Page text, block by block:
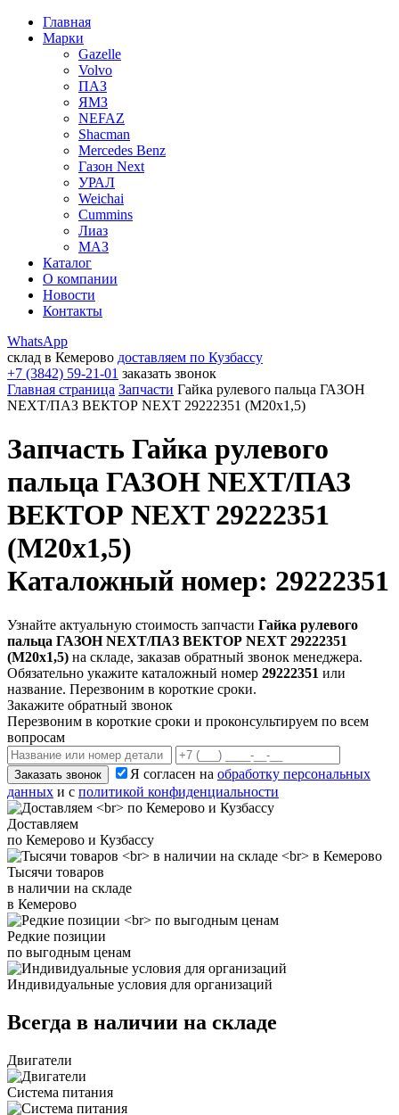
Главная
Марки
Gazelle
Volvo
ПАЗ
ЯМЗ
NEFAZ
Shacman
Mercedes Benz
Газон Next
УРАЛ
Weichai
Cummins
Лиаз
МАЗ
Каталог
О компании
Новости
Контакты
WhatsApp
склад в Кемерово доставляем по Кузбассу
+7 (3842) 59-21-01 заказать звонок
Главная страница Запчасти Гайка рулевого пальца ГАЗОН
NEXT/ПАЗ ВЕКТОР NEXT 29222351 (М20х1,5)
Запчасть Гайка рулевого
пальца ГАЗОН NEXT/ПАЗ
ВЕКТОР NEXT 29222351
(М20х1,5)
Каталожный номер: 29222351
Узнайте актуальную стоимость запчасти Гайка рулевого
пальца ГАЗОН NEXT/ПАЗ ВЕКТОР NEXT 29222351
(М20х1,5) на складе, заказав обратный звонок менеджера.
Обязательно укажите каталожный номер 29222351 или
название. Перезвоним в короткие сроки.
Закажите обратный звонок
Перезвоним в короткие сроки и проконсультируем по всем
вопросам
Заказать звонок Я согласен на обработку персональных
данных и с политикой конфиденциальности
Доставляем
по Кемерово и Кузбассу
Тысячи товаров
в наличии на складе
в Кемерово
Редкие позиции
по выгодным ценам
Индивидуальные условия для организаций
Всегда в наличии на складе
Двигатели
Система питания